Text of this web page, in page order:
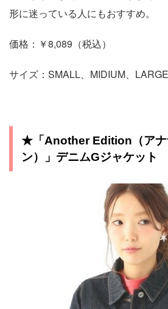
形に迷っている人にもおすすめ。
価格：￥8,089（税込）
サイズ：SMALL、MIDIUM、LARGE
★「Another Edition（アナ
ン）」デニムGジャケット